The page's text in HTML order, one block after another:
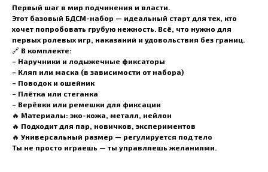
Первый шаг в мир подчинения и власти.
Этот базовый БДСМ-набор — идеальный старт для тех, кто
хочет попробовать грубую нежность. Всё, что нужно для
первых ролевых игр, наказаний и удовольствия без границ.
🔗 В комплекте:
– Наручники и лодыжечные фиксаторы
– Кляп или маска (в зависимости от набора)
– Поводок и ошейник
– Плётка или стеганка
– Верёвки или ремешки для фиксации
🔥 Материалы: эко-кожа, металл, нейлон
🔥 Подходит для пар, новичков, экспериментов
🔥 Универсальный размер — регулируется под тело
Ты не просто играешь — ты управляешь желаниями.